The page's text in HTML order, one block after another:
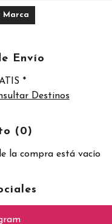
Envío
*
Destinos
(0)
la compra está vacío